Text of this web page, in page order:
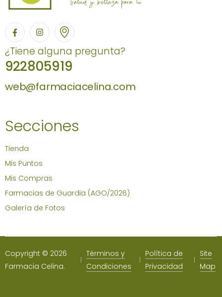
¿Tiene alguna pregunta?
922805919
web@farmaciacelina.com
Secciones
Tienda
Mis Puntos
Mis Compras
Farmacias de Guardia (AGO/2026)
Galería de Fotos
Copyright © 2026
Farmacia Celina.
Términos y
Condiciones
Política de
Privacidad
Site
Map